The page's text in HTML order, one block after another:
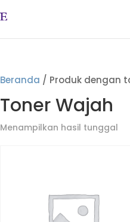
Beranda / Produk dengan
Toner Wajah
Menampilkan hasil tunggal